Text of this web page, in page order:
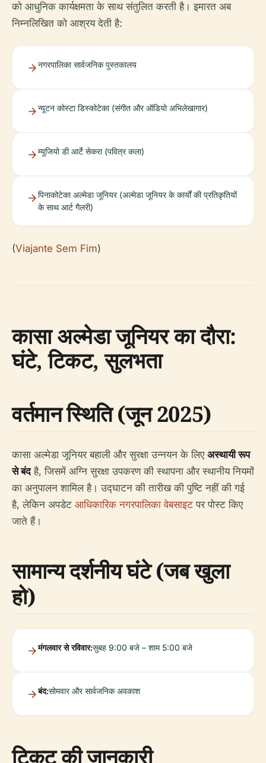
को आधुनिक कार्यक्षमता के साथ संतुलित करती है। इमारत अब
निम्नलिखित को आश्रय देती है:
नगरपालिका सार्वजनिक पुस्तकालय
न्यूटन कोस्टा डिस्कोटेका (संगीत और ऑडियो अभिलेखागार)
म्यूजियो डी आर्टे सेकरा (पवित्र कला)
पिनाकोटेका अल्मेडा जूनियर (अल्मेडा जूनियर के कार्यों की प्रतिकृतियों
के साथ आर्ट गैलरी)
(Viajante Sem Fim)
कासा अल्मेडा जूनियर का दौरा:
घंटे, टिकट, सुलभता
वर्तमान स्थिति (जून 2025)
कासा अल्मेडा जूनियर बहाली और सुरक्षा उन्नयन के लिए अस्थायी रूप
से बंदहै, जिसमें अग्नि सुरक्षा उपकरण की स्थापना और स्थानीय नियमों
का अनुपालन शामिल है। उद्घाटन की तारीख की पुष्टि नहीं की गई
है, लेकिन अपडेट आधिकारिक नगरपालिका वेबसाइट पर पोस्ट किए
जाते हैं।
सामान्य दर्शनीय घंटे (जब खुला
हो)
मंगलवार से रविवार:सुबह 9:00 बजे – शाम 5:00 बजे
बंद:सोमवार और सार्वजनिक अवकाश
टिकट की जानकारी